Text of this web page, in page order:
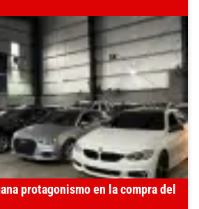
protagonismo en la compra del